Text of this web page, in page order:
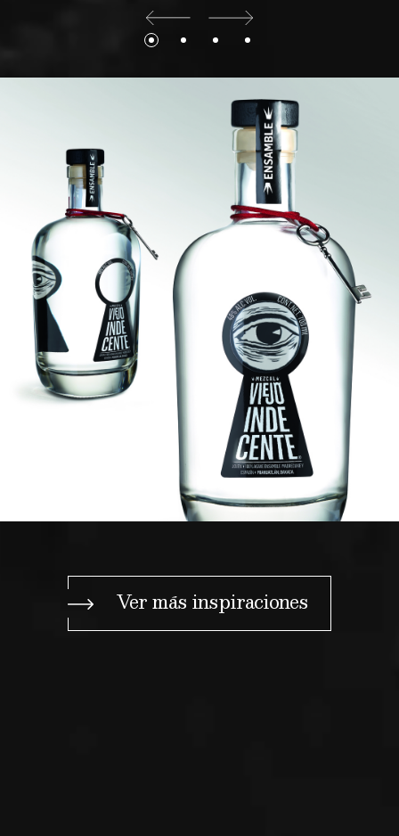
Ver más inspiraciones